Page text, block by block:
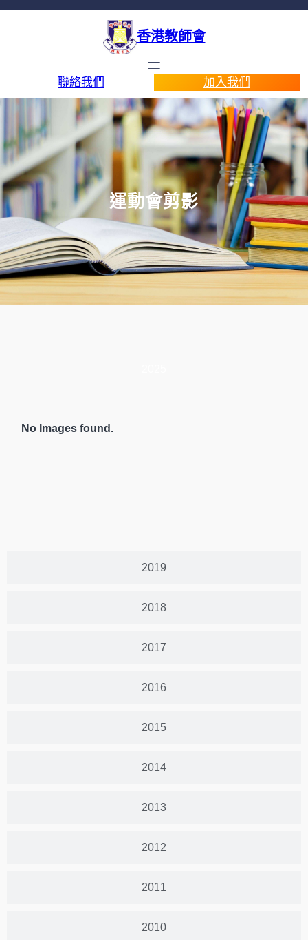
香港教師會
聯絡我們 加入我們
運動會剪影
2019
2018
2017
2016
2015
2014
2013
2012
2011
2010
No Images found.